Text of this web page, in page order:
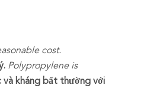
cost.
Polypropylene is
và kháng bất thường với